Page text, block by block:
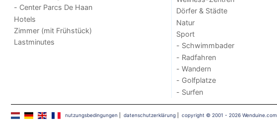
- Center Parcs De Haan
Hotels
Zimmer (mit Frühstück)
Lastminutes
Dörfer & Städte
Natur
Sport
- Schwimmbader
- Radfahren
- Wandern
- Golfplatze
- Surfen
nutzungsbedingungen datenschutzerklärung| copyright © 2001 - 2026 Wenduine.com